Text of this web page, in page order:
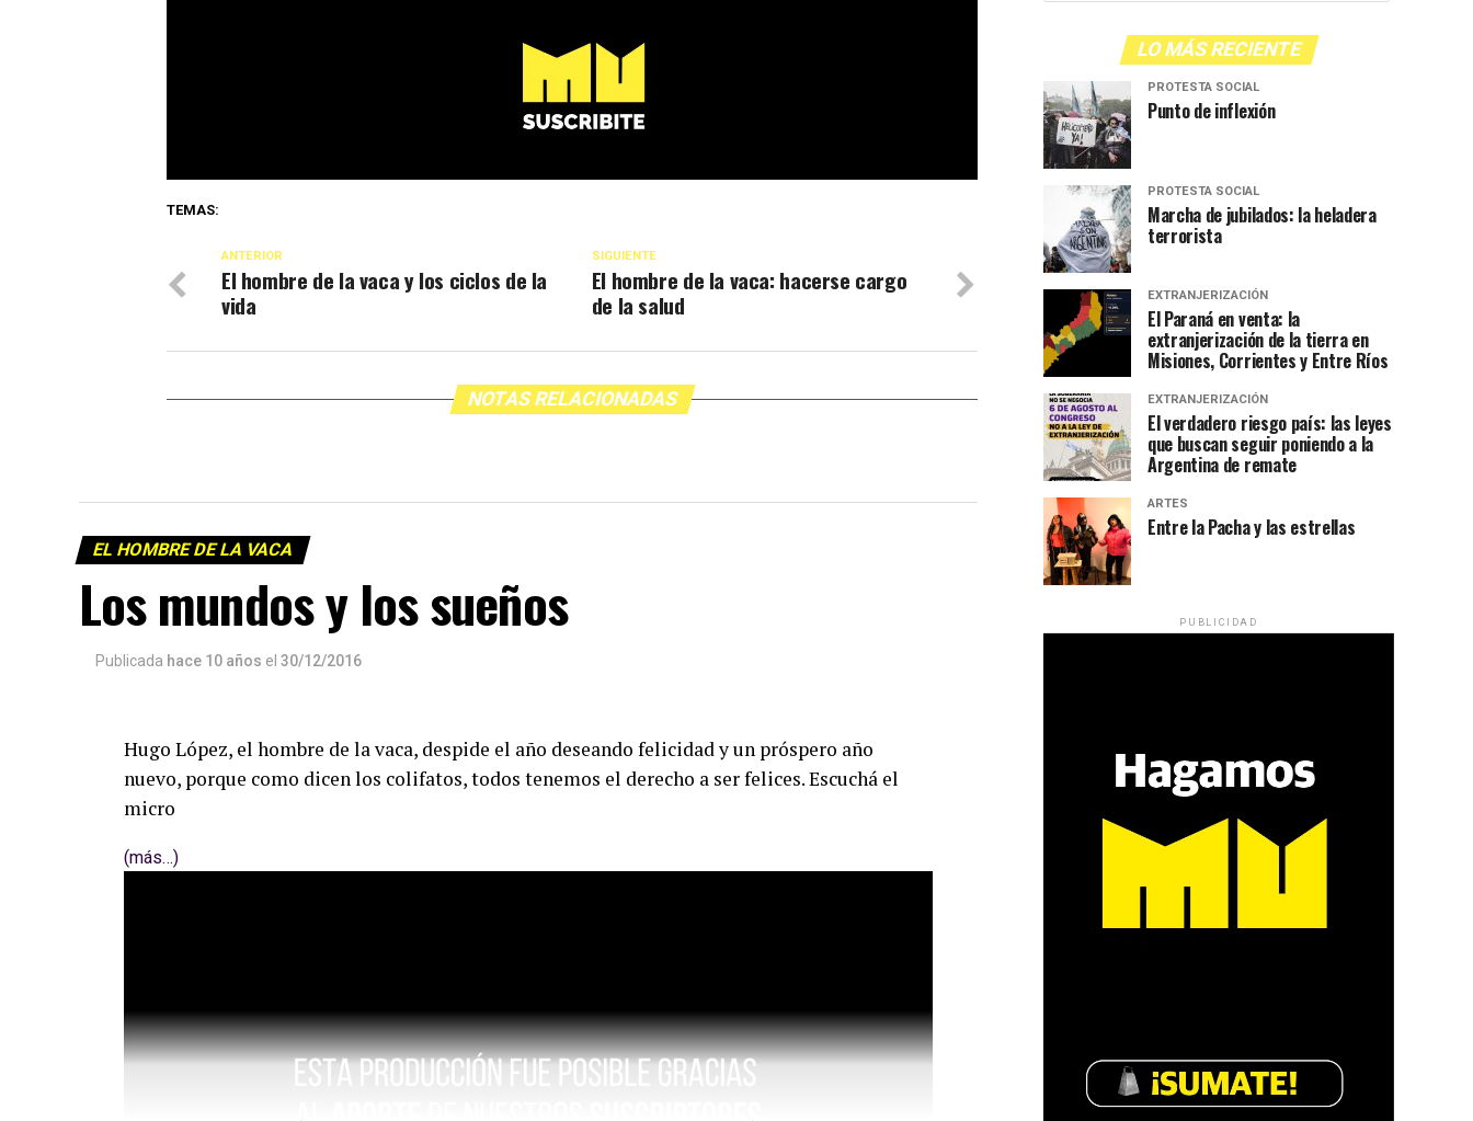
TEMAS:
SIGUIENTE
El hombre de la vaca: hacerse cargo
de la salud
ANTERIOR
El hombre de la vaca y los ciclos de la
vida
NOTAS RELACIONADAS
EL HOMBRE DE LA VACA
Los mundos y los sueños
Publicada hace 10 años el 30/12/2016
Hugo López, el hombre de la vaca, despide el año deseando felicidad y un próspero año
nuevo, porque como dicen los colifatos, todos tenemos el derecho a ser felices. Escuchá el
micro
(más…)
LO MÁS RECIENTE
PROTESTA SOCIAL
Punto de inflexión
PROTESTA SOCIAL
Marcha de jubilados: la heladera
terrorista
EXTRANJERIZACIÓN
El Paraná en venta: la
extranjerización de la tierra en
Misiones, Corrientes y Entre Ríos
EXTRANJERIZACIÓN
El verdadero riesgo país: las leyes
que buscan seguir poniendo a la
Argentina de remate
ARTES
Entre la Pacha y las estrellas
PUBLICIDAD